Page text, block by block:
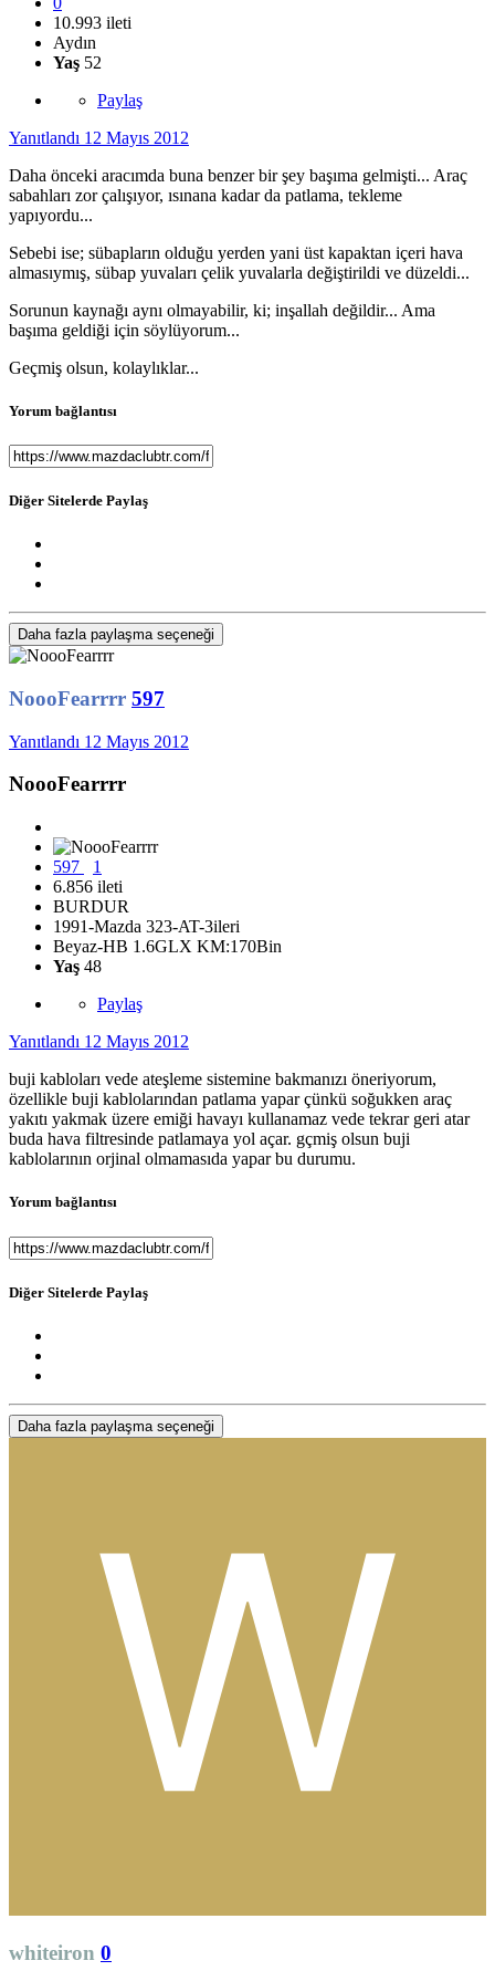
10.993 ileti
Aydın
Yaş 52
Paylaş
Yanıtlandı 12 Mayıs 2012
Daha önceki aracımda buna benzer bir şey başıma gelmişti... Araç
sabahları zor çalışıyor, ısınana kadar da patlama, tekleme
yapıyordu...
Sebebi ise; sübapların olduğu yerden yani üst kapaktan içeri hava
almasıymış, sübap yuvaları çelik yuvalarla değiştirildi ve düzeldi...
Sorunun kaynağı aynı olmayabilir, ki; inşallah değildir... Ama
başıma geldiği için söylüyorum...
Geçmiş olsun, kolaylıklar...
Yorum bağlantısı
Diğer Sitelerde Paylaş
Daha fazla paylaşma seçeneği
NoooFearrrr 597
Yanıtlandı 12 Mayıs 2012
NoooFearrrr
597
1
6.856 ileti
BURDUR
1991-Mazda 323-AT-3ileri
Beyaz-HB 1.6GLX KM:170Bin
Yaş 48
Paylaş
Yanıtlandı 12 Mayıs 2012
buji kabloları vede ateşleme sistemine bakmanızı öneriyorum,
özellikle buji kablolarından patlama yapar çünkü soğukken araç
yakıtı yakmak üzere emiği havayı kullanamaz vede tekrar geri atar
buda hava filtresinde patlamaya yol açar. gçmiş olsun buji
kablolarının orjinal olmamasıda yapar bu durumu.
Yorum bağlantısı
Diğer Sitelerde Paylaş
Daha fazla paylaşma seçeneği
whiteiron 0